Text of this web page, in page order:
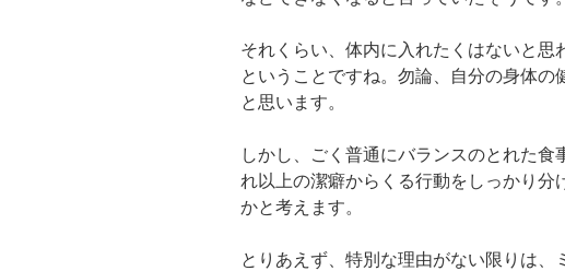
それくらい、体内に入れたくはないと思
ということですね。勿論、自分の身体の
と思います。
しかし、ごく普通にバランスのとれた食
れ以上の潔癖からくる行動をしっかり分
かと考えます。
とりあえず、特別な理由がない限りは、